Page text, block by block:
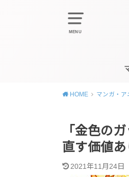
MENU
HOME マンガ・ア
「金色の
直す価値
2021年11月24日